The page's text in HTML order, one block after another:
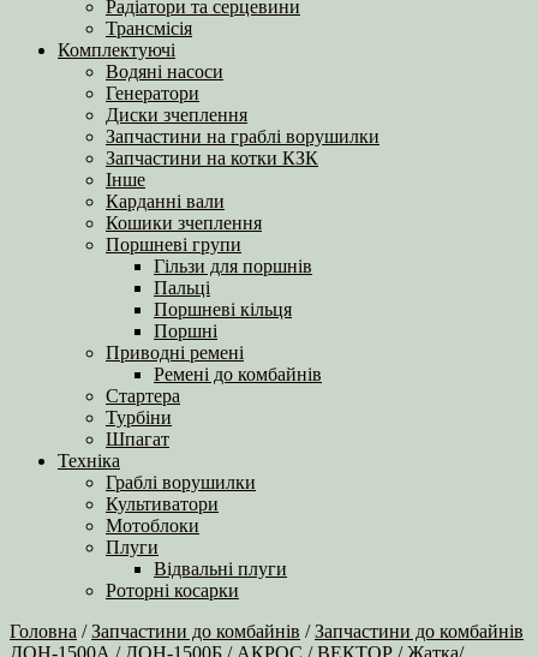
Радіатори та серцевини
Трансмісія
Комплектуючі
Водяні насоси
Генератори
Диски зчеплення
Запчастини на граблі ворушилки
Запчастини на котки КЗК
Інше
Карданні вали
Кошики зчеплення
Поршневі групи
Гільзи для поршнів
Пальці
Поршневі кільця
Поршні
Приводні ремені
Ремені до комбайнів
Стартера
Турбіни
Шпагат
Техніка
Граблі ворушилки
Культиватори
Мотоблоки
Плуги
Відвальні плуги
Роторні косарки
Головна /Запчастини до комбайнів /Запчастини до комбайнів
ДОН-1500А / ДОН-1500Б / АКРОС / ВЕКТОР /Жатка/